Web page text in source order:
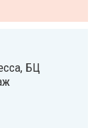
БЦ